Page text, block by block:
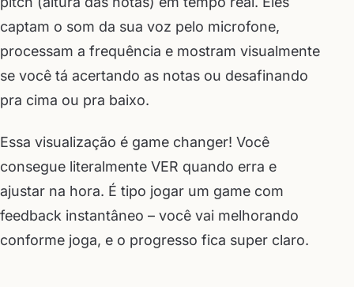
captam o som da sua voz pelo microfone,
processam a frequência e mostram visualmente
se você tá acertando as notas ou desafinando
pra cima ou pra baixo.
Essa visualização é game changer! Você
consegue literalmente VER quando erra e
ajustar na hora. É tipo jogar um game com
feedback instantâneo – você vai melhorando
conforme joga, e o progresso fica super claro.